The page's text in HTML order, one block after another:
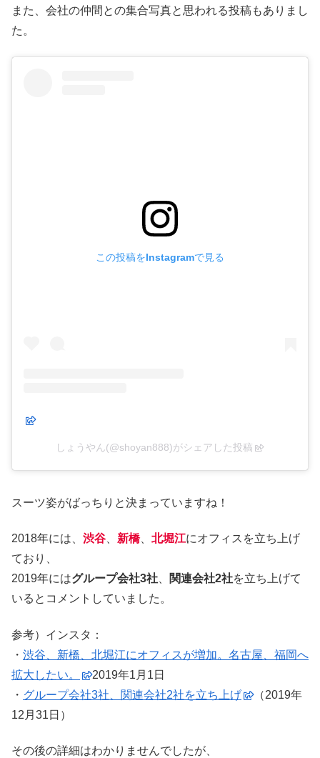
また、会社の仲間との集合写真と思われる投稿もありまし
た。
この投稿をInstagramで見る
しょうやん(@shoyan888)がシェアした投稿
スーツ姿がばっちりと決まっていますね！
2018年には、 渋谷 新橋、 北堀江にオフィスを立ち上げ
ており、
2019年にはグループ会社3社 関連会社2社を立ち上げて
いるとコメントしていました。
参考）インスタ：
・ 渋谷、新橋、北堀江にオフィスが増加。名古屋、福岡へ
拡大したい。
2019年1月1日
・ グループ会社3社、関連会社2社を立ち上げ
（2019年
12月31日）
その後の詳細はわかりませんでしたが、